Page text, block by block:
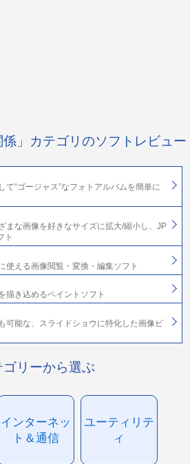
係」カテゴリのソフトレビュー
て“ゴージャス”なフォトアルバムを簡単に
まな画像を好きなサイズに拡大/縮小し、JP
ト
使える画像閲覧・変換・編集ソフト
描き込めるペイントソフト
可能な、スライドショウに特化した画像ビ
ゴリーから選ぶ
インターネッ
ト＆通信
ユーティリテ
ィ